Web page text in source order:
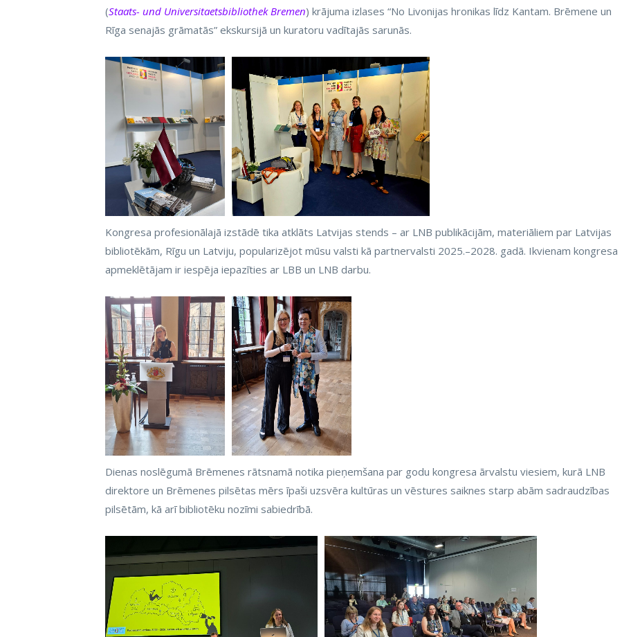
(Staats- und Universitaetsbibliothek Bremen) krājuma izlases “No Livonijas hronikas līdz Kantam. Brēmene un
Rīga senajās grāmatās” ekskursijā un kuratoru vadītajās sarunās.
Kongresa profesionālajā izstādē tika atklāts Latvijas stends – ar LNB publikācijām, materiāliem par Latvijas
bibliotēkām, Rīgu un Latviju, popularizējot mūsu valsti kā partnervalsti 2025.–2028. gadā. Ikvienam kongresa
apmeklētājam ir iespēja iepazīties ar LBB un LNB darbu.
Dienas noslēgumā Brēmenes rātsnamā notika pieņemšana par godu kongresa ārvalstu viesiem, kurā LNB
direktore un Brēmenes pilsētas mērs īpaši uzsvēra kultūras un vēstures saiknes starp abām sadraudzības
pilsētām, kā arī bibliotēku nozīmi sabiedrībā.